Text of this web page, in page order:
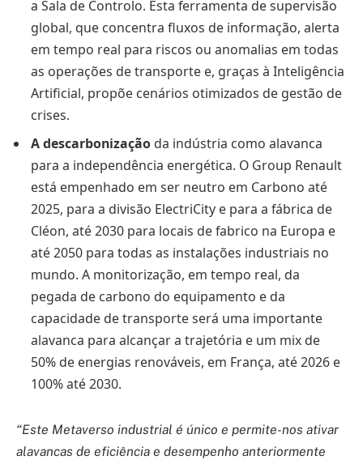
a Sala de Controlo. Esta ferramenta de supervisão
global, que concentra fluxos de informação, alerta
em tempo real para riscos ou anomalias em todas
as operações de transporte e, graças à Inteligência
Artificial, propõe cenários otimizados de gestão de
crises.
A descarbonização da indústria como alavanca
para a independência energética. O Group Renault
está empenhado em ser neutro em Carbono até
2025, para a divisão ElectriCity e para a fábrica de
Cléon, até 2030 para locais de fabrico na Europa e
até 2050 para todas as instalações industriais no
mundo. A monitorização, em tempo real, da
pegada de carbono do equipamento e da
capacidade de transporte será uma importante
alavanca para alcançar a trajetória e um mix de
50% de energias renováveis, em França, até 2026 e
100% até 2030.
“Este Metaverso industrial é único e permite-nos ativar
alavancas de eficiência e desempenho anteriormente